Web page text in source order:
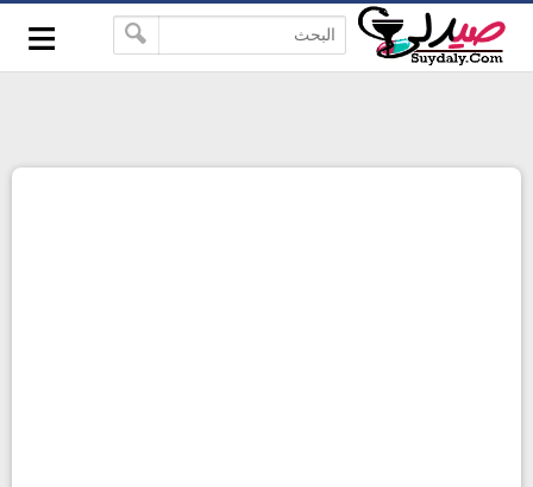
-->
google-site-verification=pbBDctPvwZJkSEHg2-
vmZ_yu86_9u3jQJgGN9H2FF9w
≡